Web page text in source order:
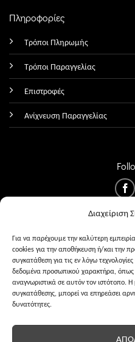
Διαχείριση
Για να παρέχουμε την καλύτερη
cookies για την αποθήκευση ή/και την
συγκατάθεση για τις εν λόγω
δεδομένα προσωπικού χαρακτήρα,
αναγνωριστικά σε αυτόν τον ιστότοπο.
συγκατάθεσης, μπορεί να επηρεάσει
δυνατότητες.
Πληροφορίες
Τρόποι Πληρωμής
Τρόποι Παραγγελίας
Επιστροφές
Ανίχνευση Παραγγελίας